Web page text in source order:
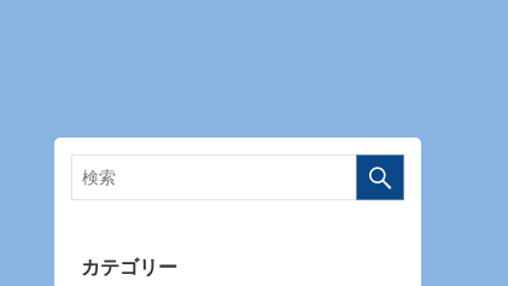
カテゴリー